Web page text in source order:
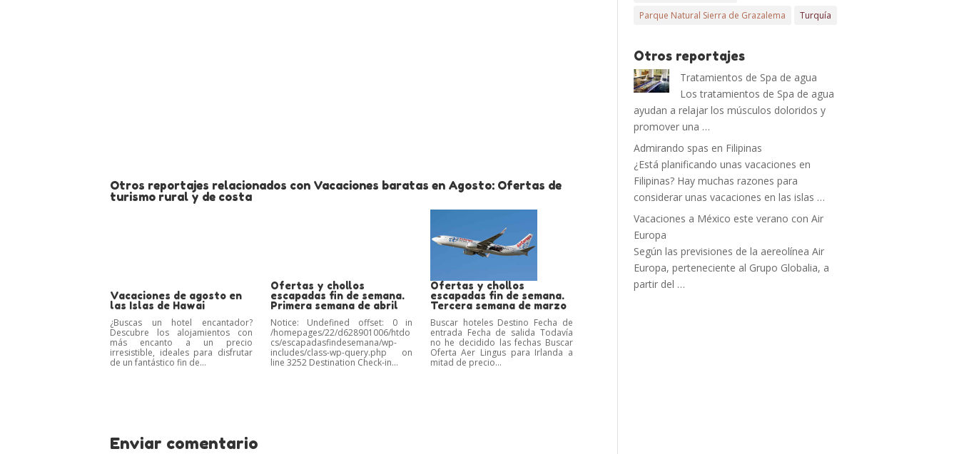
Otros reportajes relacionados con Vacaciones baratas en Agosto: Ofertas de
turismo rural y de costa
Vacaciones de agosto en
las Islas de Hawai
¿Buscas un hotel encantador?
Descubre los alojamientos con
más encanto a un precio
irresistible, ideales para disfrutar
de un fantástico fin de...
Ofertas y chollos
escapadas fin de semana.
Primera semana de abril
Notice: Undefined offset: 0 in
/homepages/22/d628901006/htdo
cs/escapadasfindesemana/wp-
includes/class-wp-query.php on
line 3252 Destination Check-in...
Ofertas y chollos
escapadas fin de semana.
Tercera semana de marzo
Buscar hoteles Destino Fecha de
entrada Fecha de salida Todavía
no he decidido las fechas Buscar
Oferta Aer Lingus para Irlanda a
mitad de precio...
Enviar comentario
Parque Natural Sierra de Grazalema
Turquía
Otros reportajes
Tratamientos de Spa de agua
Los tratamientos de Spa de agua
ayudan a relajar los músculos doloridos y
promover una …
Admirando spas en Filipinas
¿Está planificando unas vacaciones en
Filipinas? Hay muchas razones para
considerar unas vacaciones en las islas …
Vacaciones a México este verano con Air
Europa
Según las previsiones de la aereolínea Air
Europa, perteneciente al Grupo Globalia, a
partir del …